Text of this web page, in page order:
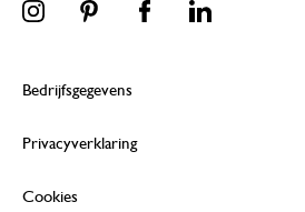
Bedrijfsgegevens
Privacyverklaring
Cookies